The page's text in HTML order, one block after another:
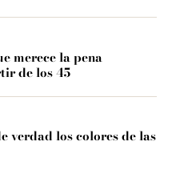
merece la pena
de los 45
verdad los colores de las